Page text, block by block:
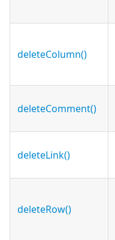
deleteColumn()
deleteComment()
deleteLink()
deleteRow()